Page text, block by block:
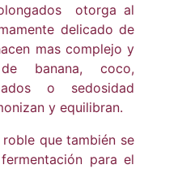
otorga al
delicado de
mas complejo y
banana, coco,
o sedosidad
y equilibran.
que también se
para el